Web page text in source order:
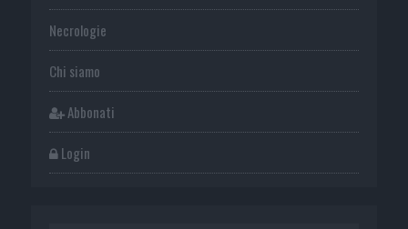
Necrologie
Chi siamo
Abbonati
Login